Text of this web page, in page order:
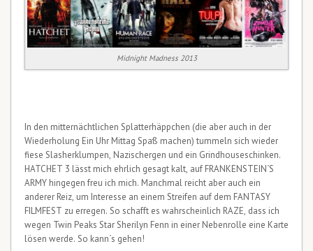
Midnight Madness 2013
In den mitternächtlichen Splatterhäppchen (die aber auch in der
Wiederholung Ein Uhr Mittag Spaß machen) tummeln sich wieder
fiese Slasherklumpen, Nazischergen und ein Grindhouseschinken.
HATCHET 3 lässt mich ehrlich gesagt kalt, auf FRANKENSTEIN´S
ARMY hingegen freu ich mich. Manchmal reicht aber auch ein
anderer Reiz, um Interesse an einem Streifen auf dem FANTASY
FILMFEST zu erregen. So schafft es wahrscheinlich RAZE, dass ich
wegen Twin Peaks Star Sherilyn Fenn in einer Nebenrolle eine Karte
lösen werde. So kann´s gehen!